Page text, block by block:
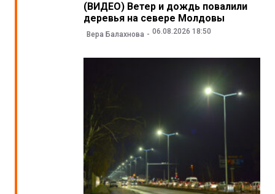
(ВИДЕО) Ветер и дождь повалили
деревья на севере Молдовы
Вера Балахнова 06.08.2026 18:50